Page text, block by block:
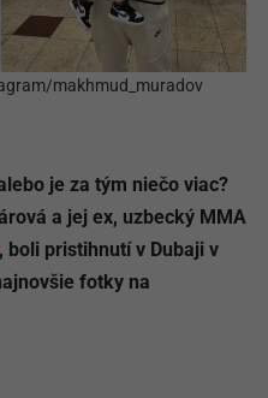
makhmud_muradov
je za tým niečo viac?
a jej ex, uzbecký MMA
, boli pristihnutí v Dubaji v
fotky na